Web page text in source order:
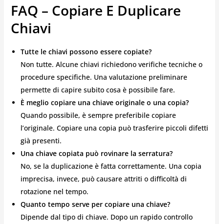
FAQ – Copiare E Duplicare
Chiavi
Tutte le chiavi possono essere copiate?
Non tutte. Alcune chiavi richiedono verifiche tecniche o
procedure specifiche. Una valutazione preliminare
permette di capire subito cosa è possibile fare.
È meglio copiare una chiave originale o una copia?
Quando possibile, è sempre preferibile copiare
l’originale. Copiare una copia può trasferire piccoli difetti
già presenti.
Una chiave copiata può rovinare la serratura?
No, se la duplicazione è fatta correttamente. Una copia
imprecisa, invece, può causare attriti o difficoltà di
rotazione nel tempo.
Quanto tempo serve per copiare una chiave?
Dipende dal tipo di chiave. Dopo un rapido controllo